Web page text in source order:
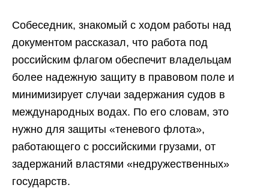
Собеседник, знакомый с ходом работы над
документом рассказал, что работа под
российским флагом обеспечит владельцам
более надежную защиту в правовом поле и
минимизирует случаи задержания судов в
международных водах. По его словам, это
нужно для защиты «теневого флота»,
работающего с российскими грузами, от
задержаний властями «недружественных»
государств.